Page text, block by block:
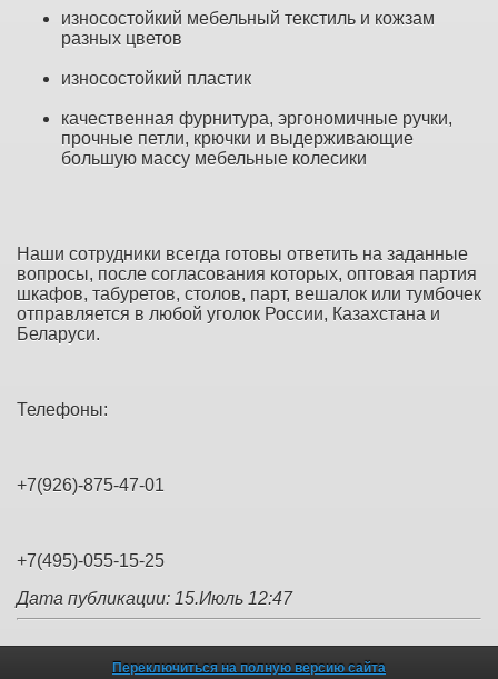
износостойкий мебельный текстиль и кожзам
разных цветов
износостойкий пластик
качественная фурнитура, эргономичные ручки,
прочные петли, крючки и выдерживающие
большую массу мебельные колесики
Наши сотрудники всегда готовы ответить на заданные
вопросы, после согласования которых, оптовая партия
шкафов, табуретов, столов, парт, вешалок или тумбочек
отправляется в любой уголок России, Казахстана и
Беларуси.
Телефоны:
+7(926)-875-47-01
+7(495)-055-15-25
Дата публикации: 15.Июль 12:47
Переключиться на полную версию сайта